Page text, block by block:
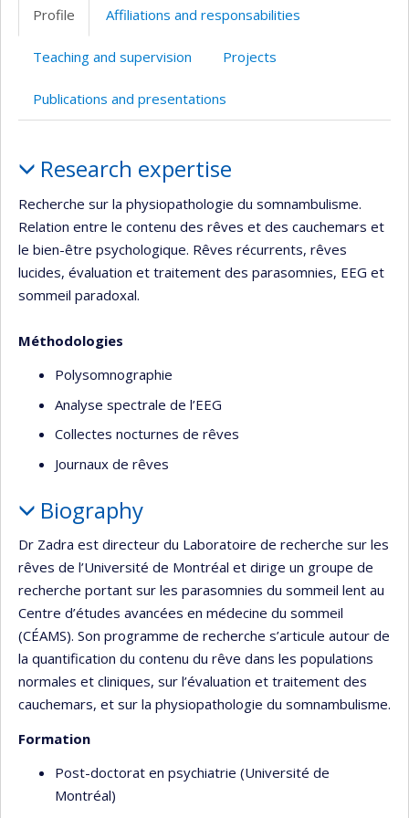
Profile Affiliations and responsabilities
Teaching and supervision Projects
Publications and presentations
Research expertise
Recherche sur la physiopathologie du somnambulisme.
Relation entre le contenu des rêves et des cauchemars et
le bien-être psychologique. Rêves récurrents, rêves
lucides, évaluation et traitement des parasomnies, EEG et
sommeil paradoxal.
Méthodologies
Polysomnographie
Analyse spectrale de l’EEG
Collectes nocturnes de rêves
Journaux de rêves
Biography
Dr Zadra est directeur du Laboratoire de recherche sur les
rêves de l’Université de Montréal et dirige un groupe de
recherche portant sur les parasomnies du sommeil lent au
Centre d’études avancées en médecine du sommeil
(CÉAMS). Son programme de recherche s’articule autour de
la quantification du contenu du rêve dans les populations
normales et cliniques, sur l’évaluation et traitement des
cauchemars, et sur la physiopathologie du somnambulisme.
Formation
Post-doctorat en psychiatrie (Université de
Montréal)